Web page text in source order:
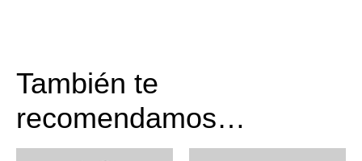
También te
recomendamos…